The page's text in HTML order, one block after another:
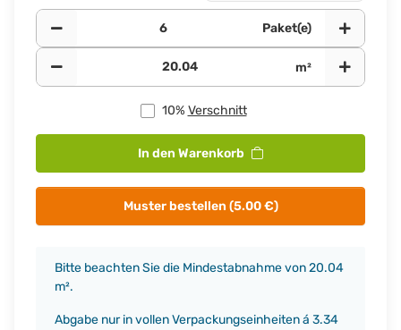
Paket(e)
m²
10% Verschnitt
In den Warenkorb
Muster bestellen (5.00 €)
x
Bitte beachten Sie die Mindestabnahme von 20.04
m².
Abgabe nur in vollen Verpackungseinheiten á 3.34